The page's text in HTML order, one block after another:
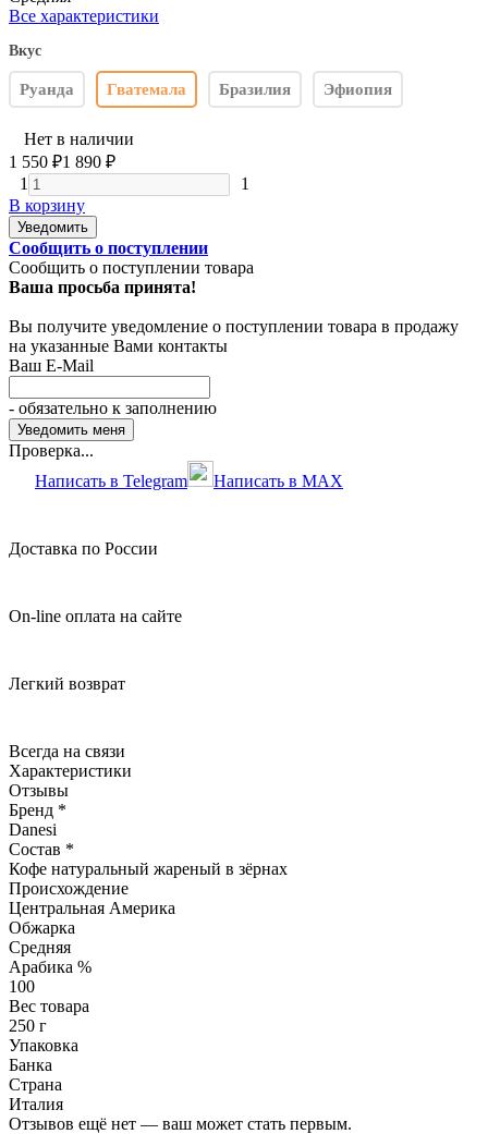
Все характеристики
Вкус
Руанда Гватемала Бразилия Эфиопия
Нет в наличии
1 550 ₽1 890 ₽
1
1
В корзину
Уведомить
Сообщить о поступлении
Сообщить о поступлении товара
Ваша просьба принята!
Вы получите уведомление о поступлении товара в продажу
на указанные Вами контакты
Ваш E-Mail
- обязательно к заполнению
Проверка...
Написать в Telegram
Написать в MAX
Доставка по России
On-line оплата на сайте
Легкий возврат
Всегда на связи
Характеристики
Отзывы
Бренд *
Danesi
Состав *
Кофе натуральный жареный в зёрнах
Происхождение
Центральная Америка
Обжарка
Средняя
Арабика %
100
Вес товара
250 г
Упаковка
Банка
Страна
Италия
Отзывов ещё нет — ваш может стать первым.